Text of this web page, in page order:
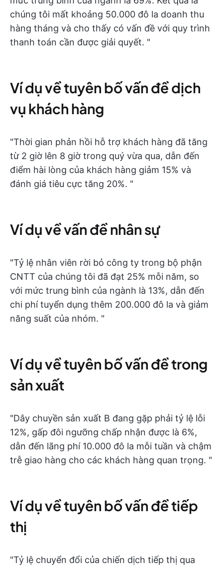
chúng tôi mất khoảng 50.000 đô la doanh thu
hàng tháng và cho thấy có vấn đề với quy trình
thanh toán cần được giải quyết. "
Ví dụ về tuyên bố vấn đề dịch
vụ khách hàng
"Thời gian phản hồi hỗ trợ khách hàng đã tăng
từ 2 giờ lên 8 giờ trong quý vừa qua, dẫn đến
điểm hài lòng của khách hàng giảm 15% và
đánh giá tiêu cực tăng 20%. "
Ví dụ về vấn đề nhân sự
"Tỷ lệ nhân viên rời bỏ công ty trong bộ phận
CNTT của chúng tôi đã đạt 25% mỗi năm, so
với mức trung bình của ngành là 13%, dẫn đến
chi phí tuyển dụng thêm 200.000 đô la và giảm
năng suất của nhóm. "
Ví dụ về tuyên bố vấn đề trong
sản xuất
"Dây chuyền sản xuất B đang gặp phải tỷ lệ lỗi
12%, gấp đôi ngưỡng chấp nhận được là 6%,
dẫn đến lãng phí 10.000 đô la mỗi tuần và chậm
trễ giao hàng cho các khách hàng quan trọng. "
Ví dụ về tuyên bố vấn đề tiếp
thị
"Tỷ lệ chuyển đổi của chiến dịch tiếp thị qua